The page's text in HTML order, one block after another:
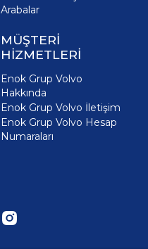
Arabalar
MÜŞTERİ
HİZMETLERİ
Enok Grup Volvo
Hakkında
Enok Grup Volvo İletişim
Enok Grup Volvo Hesap
Numaraları